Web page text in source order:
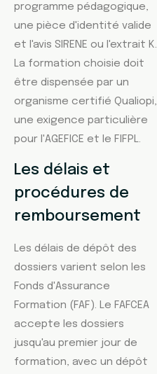
programme pédagogique,
une pièce d'identité valide
et l'avis SIRENE ou l'extrait K.
La formation choisie doit
être dispensée par un
organisme certifié Qualiopi,
une exigence particulière
pour l'AGEFICE et le FIFPL.
Les délais et
procédures de
remboursement
Les délais de dépôt des
dossiers varient selon les
Fonds d'Assurance
Formation (FAF). Le FAFCEA
accepte les dossiers
jusqu'au premier jour de
formation, avec un dépôt